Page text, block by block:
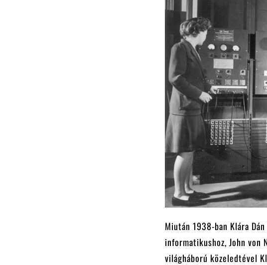
Miután 1938-ban Klára
informatikushoz, John von
világháború közeledtével